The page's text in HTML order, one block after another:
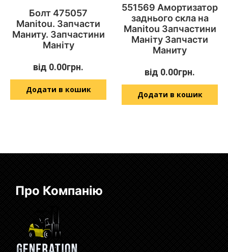
Болт 475057
Manitou. Запчасти
Маниту. Запчастини
Маніту
від 0.00грн.
Додати в кошик
551569 Амортизатор
заднього скла на
Manitou Запчастини
Маніту Запчасти
Маниту
від 0.00грн.
Додати в кошик
Про Компанію